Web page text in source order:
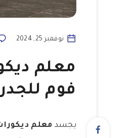
نوفمبر 25, 2024
فوم
يجسد معلم